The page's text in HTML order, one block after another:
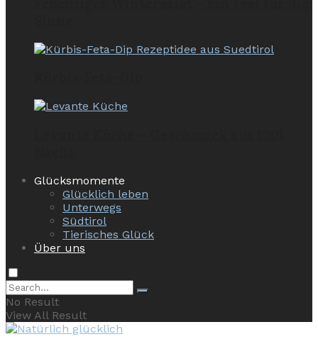
Glücksmomente
Glücklich leben
Unterwegs
Südtirol
Tierisches Glück
Über uns
No Result
View All Result